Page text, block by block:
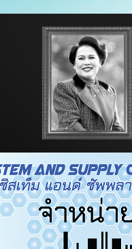
น่าย อุปกรณ์บาร์โค้